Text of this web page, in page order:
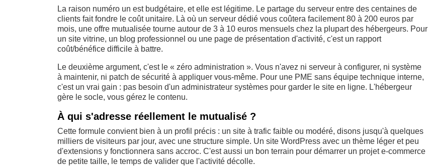
La raison numéro un est budgétaire, et elle est légitime. Le partage du serveur entre des centaines de
clients fait fondre le coût unitaire. Là où un serveur dédié vous coûtera facilement 80 à 200 euros par
mois, une offre mutualisée tourne autour de 3 à 10 euros mensuels chez la plupart des hébergeurs. Pour
un site vitrine, un blog professionnel ou une page de présentation d'activité, c'est un rapport
coût/bénéfice difficile à battre.
Le deuxième argument, c'est le « zéro administration ». Vous n'avez ni serveur à configurer, ni système
à maintenir, ni patch de sécurité à appliquer vous-même. Pour une PME sans équipe technique interne,
c'est un vrai gain : pas besoin d'un administrateur systèmes pour garder le site en ligne. L'hébergeur
gère le socle, vous gérez le contenu.
À qui s'adresse réellement le mutualisé ?
Cette formule convient bien à un profil précis : un site à trafic faible ou modéré, disons jusqu'à quelques
milliers de visiteurs par jour, avec une structure simple. Un site WordPress avec un thème léger et peu
d'extensions y fonctionnera sans accroc. C'est aussi un bon terrain pour démarrer un projet e-commerce
de petite taille, le temps de valider que l'activité décolle.